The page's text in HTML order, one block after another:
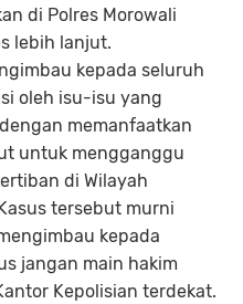
di Polres Morowali
lebih lanjut.
kepada seluruh
oleh isu-isu yang
memanfaatkan
untuk mengganggu
di Wilayah
tersebut murni
kepada
jangan main hakim
Kepolisian terdekat.